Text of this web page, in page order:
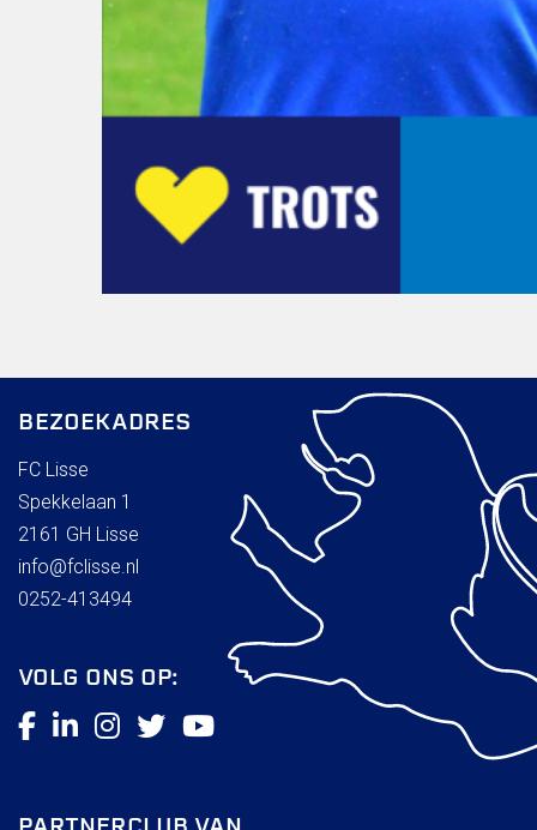
BEZOEKADRES
FC Lisse
Spekkelaan 1
2161 GH Lisse
info@fclisse.nl
0252-413494
VOLG ONS OP: